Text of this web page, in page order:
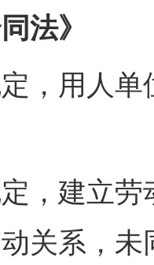
法》
用人单
建立劳
关系，